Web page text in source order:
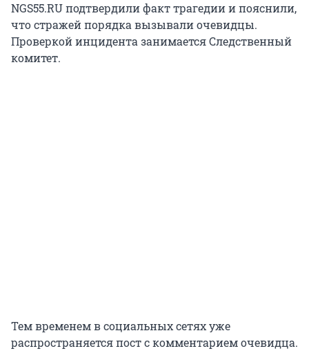
NGS55.RU подтвердили факт трагедии и пояснили,
что стражей порядка вызывали очевидцы.
Проверкой инцидента занимается Следственный
комитет.
Тем временем в социальных сетях уже
распространяется пост с комментарием очевидца.